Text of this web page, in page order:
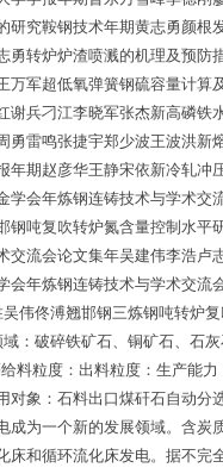
研究鞍钢技术年期黄志勇颜根
勇转炉炉渣喷溅的机理及预防
万军超低氧弹簧钢硫容量计算
谢兵刁江李晓军张杰新高磷铁
勇雷鸣张捷宇郑少波王波洪新
年期赵彦华王静宋依新冷轧冲
学会年炼钢连铸技术与学术交
钢吨复吹转炉氮含量控制水平
交流会论文集年吴建伟李浩卢
会年炼钢连铸技术与学术交流
伟佟溥翘邯钢三炼钢吨转炉复
：破碎铁矿石、铜矿石、石
料粒度：出料粒度：生产能力
对象：石料出口煤矸石自动分
成为一个新的发展领域。含炭
床和循环流化床发电。据不完